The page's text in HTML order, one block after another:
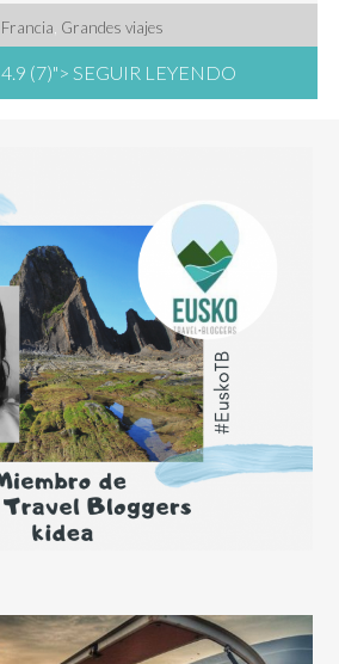
Francia Grandes viajes
4.9 (7)"> SEGUIR LEYENDO